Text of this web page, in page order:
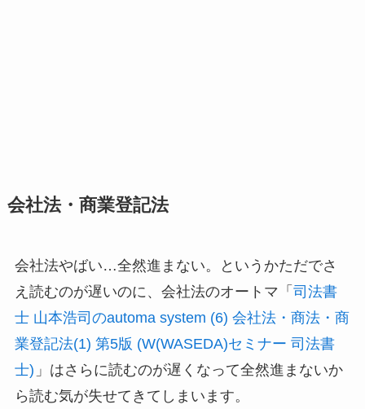
会社法・商業登記法
会社法やばい…全然進まない。というかただでさ
え読むのが遅いのに、会社法のオートマ「 司法書
士 山本浩司のautoma system (6) 会社法・商法・商
業登記法(1) 第5版 (W(WASEDA)セミナー 司法書
士) 」はさらに読むのが遅くなって全然進まないか
ら読む気が失せてきてしまいます。